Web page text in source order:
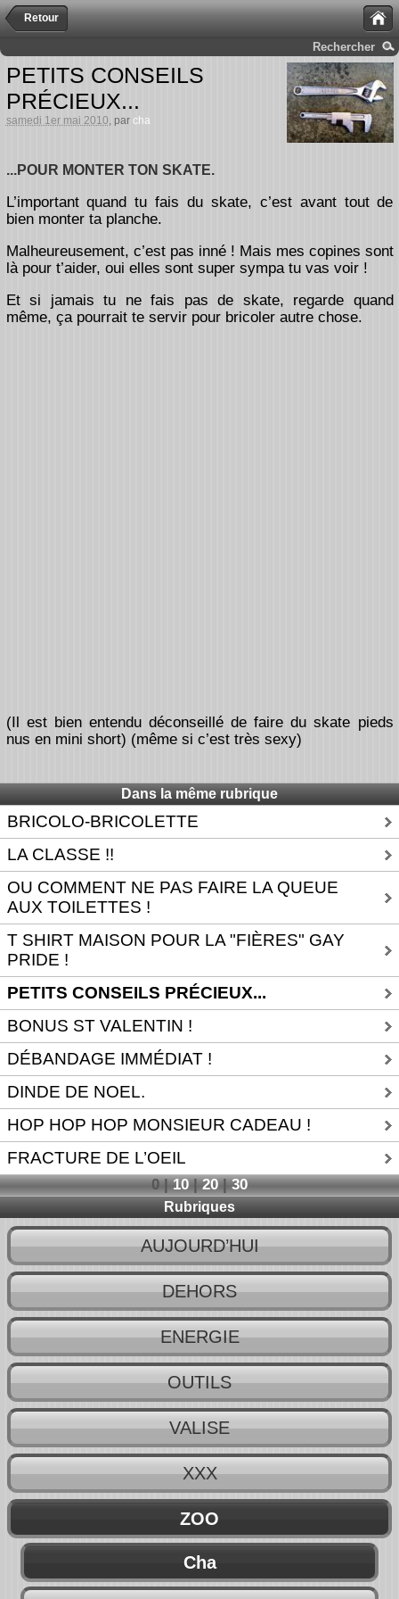
Retour
Rechercher
PETITS CONSEILS
PRÉCIEUX...
samedi 1er mai 2010 , par cha
...POUR MONTER TON SKATE.
L’important quand tu fais du skate, c’est avant tout de
bien monter ta planche.
Malheureusement, c’est pas inné ! Mais mes copines sont
là pour t’aider, oui elles sont super sympa tu vas voir !
Et si jamais tu ne fais pas de skate, regarde quand
même, ça pourrait te servir pour bricoler autre chose.
(Il est bien entendu déconseillé de faire du skate pieds
nus en mini short) (même si c’est très sexy)
Dans la même rubrique
BRICOLO-BRICOLETTE
LA CLASSE !!
OU COMMENT NE PAS FAIRE LA QUEUE
AUX TOILETTES !
T SHIRT MAISON POUR LA "FIÈRES" GAY
PRIDE !
PETITS CONSEILS PRÉCIEUX...
BONUS ST VALENTIN !
DÉBANDAGE IMMÉDIAT !
DINDE DE NOEL.
HOP HOP HOP MONSIEUR CADEAU !
FRACTURE DE L’OEIL
0|10|20|30
Rubriques
AUJOURD’HUI
DEHORS
ENERGIE
OUTILS
VALISE
XXX
ZOO
Cha